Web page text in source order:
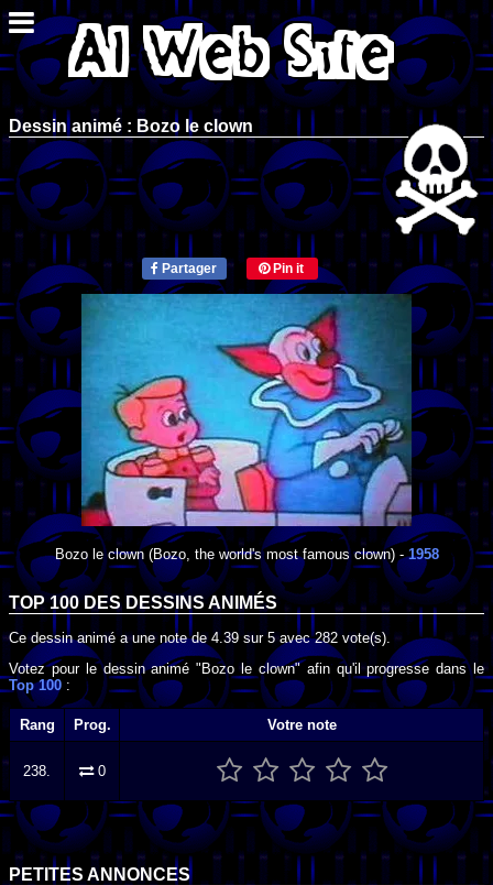
Dessin animé : Bozo le clown
Partager Pin it
Bozo le clown(Bozo, the world's most famous clown) -1958
TOP 100 DESDESSINS ANIMÉS
Ce dessin animé a une note de 4.39sur5avec282vote(s).
Votez pour le dessin animé "Bozo le clown" afin qu'il progresse dans le
Top 100 :
Rang Prog. Votre note
238. 0
PETITES ANNONCES